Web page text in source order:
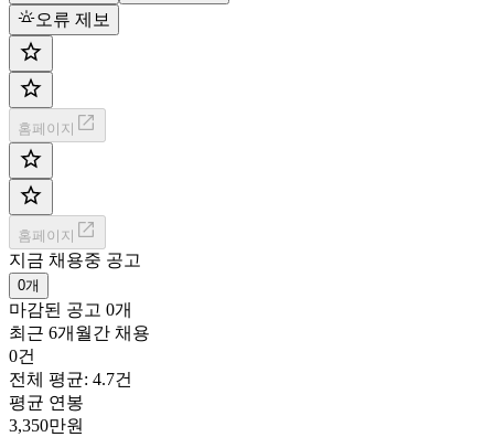
오류 제보
홈페이지
홈페이지
지금 채용중 공고
0개
마감된 공고 0개
최근 6개월간 채용
0건
전체 평균: 4.7건
평균 연봉
3,350만원